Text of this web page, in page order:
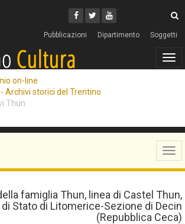
Facebook
Twitter
Youtube
Pubblicazioni Dipartimento Soggetti
on-line
- Archivi storici del Trentino
Thun
famiglia Thun, linea di Castel Thun,
di Stato di Litomerice-Sezione di Decin
(Repubblica Ceca)